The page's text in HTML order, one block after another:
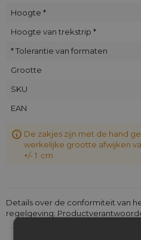
Hoogte *
Hoogte van trekstrip *
* Tolerantie van formaten
Grootte
SKU
EAN
De zakjes zijn met de hand
werkelijke grootte afwijken
+/- 1 cm
Details over de conformiteit van
regelgeving: